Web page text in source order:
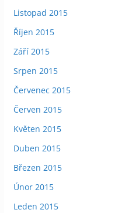
Listopad 2015
Říjen 2015
Září 2015
Srpen 2015
Červenec 2015
Červen 2015
Květen 2015
Duben 2015
Březen 2015
Únor 2015
Leden 2015